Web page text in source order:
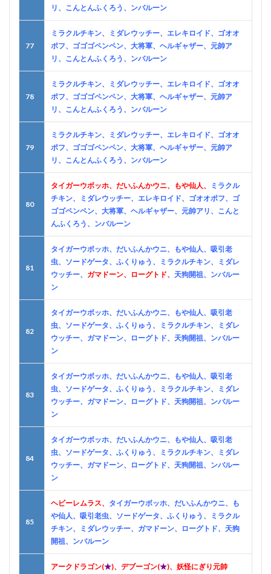
リ、こんとんふくろう、ンバルーン
77
ミラクルチキン、ミダレウッチー、エレキロイド、ゴオオ
ポフ、ゴゴゴペンペン、大将軍、ヘルギャザー、元帥ア
リ、こんとんふくろう、ンバルーン
78
ミラクルチキン、ミダレウッチー、エレキロイド、ゴオオ
ポフ、ゴゴゴペンペン、大将軍、ヘルギャザー、元帥ア
リ、こんとんふくろう、ンバルーン
79
ミラクルチキン、ミダレウッチー、エレキロイド、ゴオオ
ポフ、ゴゴゴペンペン、大将軍、ヘルギャザー、元帥ア
リ、こんとんふくろう、ンバルーン
80
タイガーウボッホ、だいふんかウニ、もや仙人、
ミラクル
チキン、ミダレウッチー、エレキロイド、ゴオオポフ、ゴ
ゴゴペンペン、大将軍、ヘルギャザー、元帥アリ、こんと
んふくろう、ンバルーン
81
タイガーウボッホ、だいふんかウニ、もや仙人、吸引老
虫、ソードゲータ、ふくりゅう、ミラクルチキン、ミダレ
ウッチー、 ガマドーン、ローグトド、 天狗開祖、ンバルー
ン
82
タイガーウボッホ、だいふんかウニ、もや仙人、吸引老
虫、ソードゲータ、ふくりゅう、ミラクルチキン、ミダレ
ウッチー、ガマドーン、ローグトド、天狗開祖、ンバルー
ン
83
タイガーウボッホ、だいふんかウニ、もや仙人、吸引老
虫、ソードゲータ、ふくりゅう、ミラクルチキン、ミダレ
ウッチー、ガマドーン、ローグトド、天狗開祖、ンバルー
ン
84
タイガーウボッホ、だいふんかウニ、もや仙人、吸引老
虫、ソードゲータ、ふくりゅう、ミラクルチキン、ミダレ
ウッチー、ガマドーン、ローグトド、天狗開祖、ンバルー
ン
85
ヘビーレムラス、 タイガーウボッホ、だいふんかウニ、も
や仙人、吸引老虫、ソードゲータ、ふくりゅう、ミラクル
チキン、ミダレウッチー、ガマドーン、ローグトド、天狗
開祖、ンバルーン
アークドラゴン(★)、デブーゴン(★)、妖怪にぎり元帥